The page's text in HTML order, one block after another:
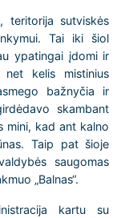
teritorija sutviskės
Tai iki šiol
ypatingai įdomi ir
kelis mistinius
bažnyčia ir
skambant
mini, kad ant kalno
Taip pat šioje
saugomas
„Balnas“.
kartu su